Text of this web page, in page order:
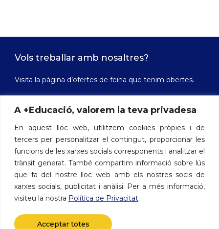
A +Educació, valorem la teva privadesa
En aquest lloc web, utilitzem cookies pròpies i de
tercers per personalitzar el contingut, proporcionar les
funcions de les xarxes socials corresponents i analitzar el
trànsit generat. També compartim informació sobre lús
que fa del nostre lloc web amb els nostres socis de
xarxes socials, publicitat i anàlisi. Per a més informació,
visiteu la nostra Política de Privacitat.
Acceptar totes
Vols treballar amb nosaltres?
Visita la pàgina d’ofertes de feina que tenim obertes.
Contacte
Avinguda de les Drassanes, 3 - 08001 Barcelona
Telèfon: 722 412 500